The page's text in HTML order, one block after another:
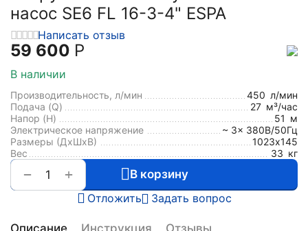
насос SE6 FL 16-3-4" ESPA
Написать отзыв
59 600 Р
В наличии
Производительность, л/мин 450 л/мин
Подача (Q)
27 м³/час
Напор (H)
51 м
Электрическое напряжение
~ 3x 380В/50Гц
Размеры (ДхШxВ)
1023х145
Вес
33 кг
+
−
В корзину
Отложить
Задать вопрос
Описание Инструкция Отзывы